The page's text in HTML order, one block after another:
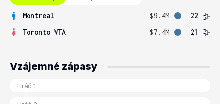
Montreal $9.4M
22
Toronto WTA
$7.4M 21
Vzájemné zápasy